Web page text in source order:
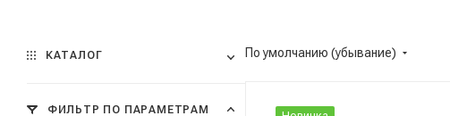
По умолчанию (убывание)
КАТАЛОГ
ФИЛЬТР ПО ПАРАМЕТРАМ